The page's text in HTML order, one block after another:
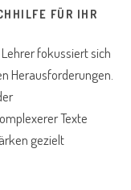
FÜR IHR
fokussiert sich
Herausforderungen.
Texte
gezielt